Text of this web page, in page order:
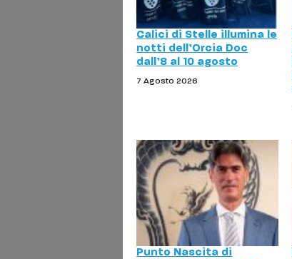
Calici di Stelle illumina le
notti dell’Orcia Doc
dall’8 al 10 agosto
7 Agosto 2026
Punto Nascita di